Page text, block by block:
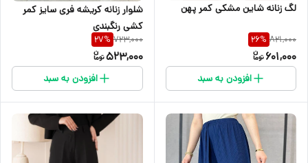
لگ زنانه شاین مشکی کمر پهن
821,000
26%
601,000
افزودن به سبد
شلوار زنانه کریشه فری سایز کمر
کشی رنگبندی
723,000
27%
523,000
افزودن به سبد